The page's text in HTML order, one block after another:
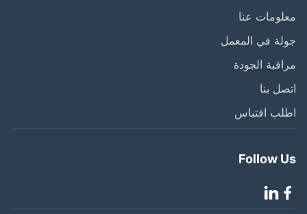
عنا
في المعمل
الجودة
بنا
اقتباس
Follow